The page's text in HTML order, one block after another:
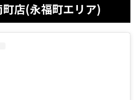
町店(永福町エリア)